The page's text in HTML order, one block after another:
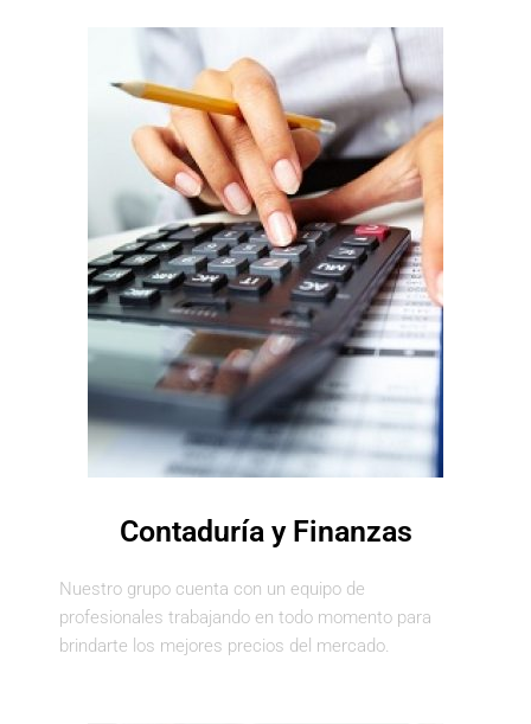
Contaduría y Finanzas
Nuestro grupo cuenta con un equipo de
profesionales trabajando en todo momento para
brindarte los mejores precios del mercado.